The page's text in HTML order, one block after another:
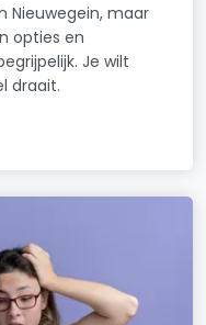
Nieuwegein, maar
opties en
Je wilt
draait.